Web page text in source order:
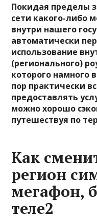
Покидая пределы
сети какого-либо
внутри нашего
автоматически
использование
(регионального)
которого намного
пор практически
предоставлять
можно хорошо
путешествуя по
Как
регион
мегафон,
теле2